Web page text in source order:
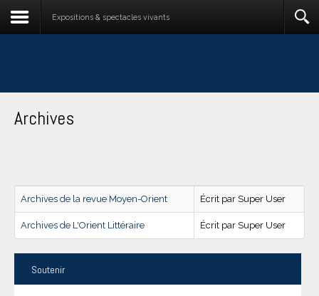
Expositions & spectacles vivants
Archives
Archives de la revue Moyen-Orient Écrit par Super User
Archives de L'Orient Littéraire Écrit par Super User
Soutenir